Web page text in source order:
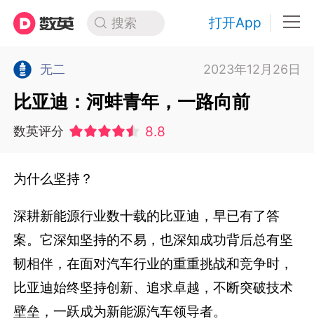
搜索 打开App
无二 2023年12月26日
比亚迪：河蚌青年，一路向前
数英评分 8.8
为什么坚持？
深耕新能源行业数十载的比亚迪，早已有了答
案。它深知坚持的不易，也深知成功背后总有坚
韧相伴，在面对汽车行业的重重挑战和竞争时，
比亚迪始终坚持创新、追求卓越，不断突破技术
壁垒，一跃成为新能源汽车领导者。